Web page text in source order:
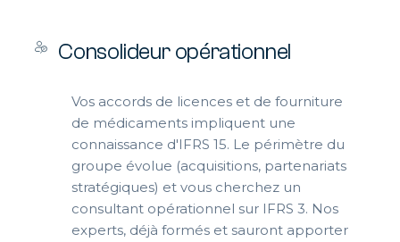
Consolideur opérationnel
Vos accords de licences et de fourniture
de médicaments impliquent une
connaissance d'IFRS 15. Le périmètre du
groupe évolue (acquisitions, partenariats
stratégiques) et vous cherchez un
consultant opérationnel sur IFRS 3. Nos
experts, déjà formés et sauront apporter